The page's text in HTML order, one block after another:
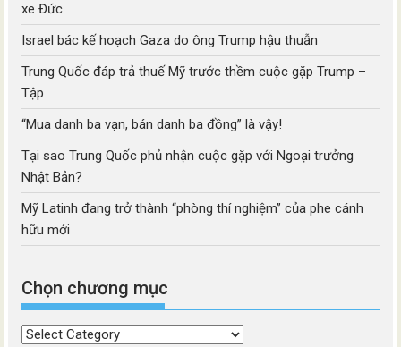
xe Đức
Israel bác kế hoạch Gaza do ông Trump hậu thuẫn
Trung Quốc đáp trả thuế Mỹ trước thềm cuộc gặp Trump –
Tập
“Mua danh ba vạn, bán danh ba đồng” là vậy!
Tại sao Trung Quốc phủ nhận cuộc gặp với Ngoại trưởng
Nhật Bản?
Mỹ Latinh đang trở thành “phòng thí nghiệm” của phe cánh
hữu mới
Chọn chương mục
Chọn